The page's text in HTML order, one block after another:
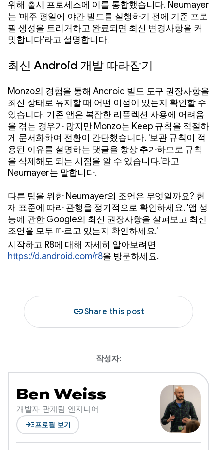
위해 출시 프로세스에 이를 통합했습니다. Neumayer
는 '매주 평일에 야간 빌드를 실행하기 전에 기준 프로
필 생성을 트리거하고 완료되면 최신 변경사항을 커
밋합니다'라고 설명합니다.
최신 Android 개발 따라잡기
Monzo의 경험을 통해 Android 빌드 도구 권장사항을
최신 상태로 유지할 때 어떤 이점이 있는지 확인할 수
있습니다. 기존 앱은 복잡한 리플렉션 사용에 어려움
을 겪는 경우가 많지만 Monzo는 Keep 규칙을 적절하
게 문서화하여 전환이 간단했습니다. '보관 규칙이 적
용된 이유를 설명하는 댓글을 항상 추가하므로 규칙
을 삭제해도 되는 시점을 알 수 있습니다.'라고
Neumayer는 말합니다.
다른 팀을 위한 Neumayer의 조언은 무엇일까요? 현
재 표준에 따라 관행을 정기적으로 확인하세요. '앱 성
능에 관한 Google의 최신 권장사항을 살펴보고 최신
조언을 모두 따르고 있는지 확인하세요.'
시작하고 R8에 대해 자세히 알아보려면
https://d.android.com/r8을 방문하세요.
linkShare this post
작성자:
Ben Weiss
개발자 관계팀 엔지니어
read_more프로필 보기